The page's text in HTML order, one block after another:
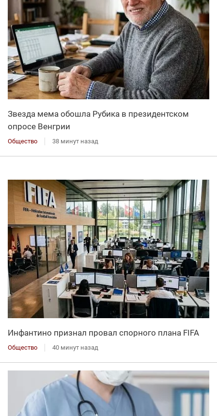
Звезда мема обошла Рубика в президентском
опросе Венгрии
Общество 38 минут назад
Инфантино признал провал спорного плана FIFA
Общество 40 минут назад